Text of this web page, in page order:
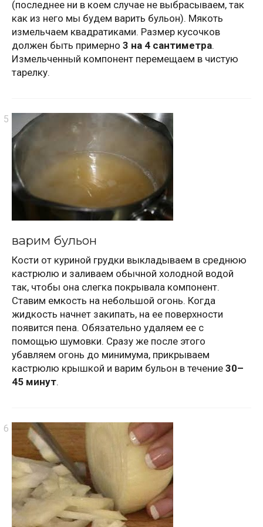
(последнее ни в коем случае не выбрасываем, так
как из него мы будем варить бульон). Мякоть
измельчаем квадратиками. Размер кусочков
должен быть примерно 3 на 4 сантиметра.
Измельченный компонент перемещаем в чистую
тарелку.
варим бульон
Кости от куриной грудки выкладываем в среднюю
кастрюлю и заливаем обычной холодной водой
так, чтобы она слегка покрывала компонент.
Ставим емкость на небольшой огонь. Когда
жидкость начнет закипать, на ее поверхности
появится пена. Обязательно удаляем ее с
помощью шумовки. Сразу же после этого
убавляем огонь до минимума, прикрываем
кастрюлю крышкой и варим бульон в течение 30–
45 минут.